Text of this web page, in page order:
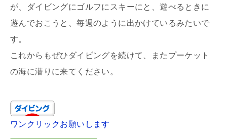
が、ダイビングにゴルフにスキーにと、遊べるときに
遊んでおこうと、毎週のように出かけているみたいで
す。
これからもぜひダイビングを続けて、またプーケット
の海に潜りに来てください。
ワンクリックお願いします